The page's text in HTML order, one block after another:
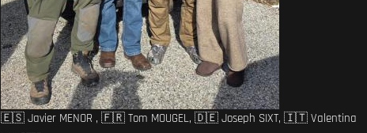
🇪🇸 Javier MENOR , 🇫🇷 Tom MOUGEL, 🇩🇪 Joseph SIXT, 🇮🇹 Valentina